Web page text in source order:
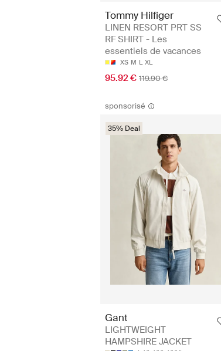
Tommy Hilfiger
LINEN RESORT PRT SS
RF SHIRT - Les
essentiels de vacances
XS M L XL
95.92 € 119.90 €
sponsorisé
35% Deal
Gant
LIGHTWEIGHT
HAMPSHIRE JACKET